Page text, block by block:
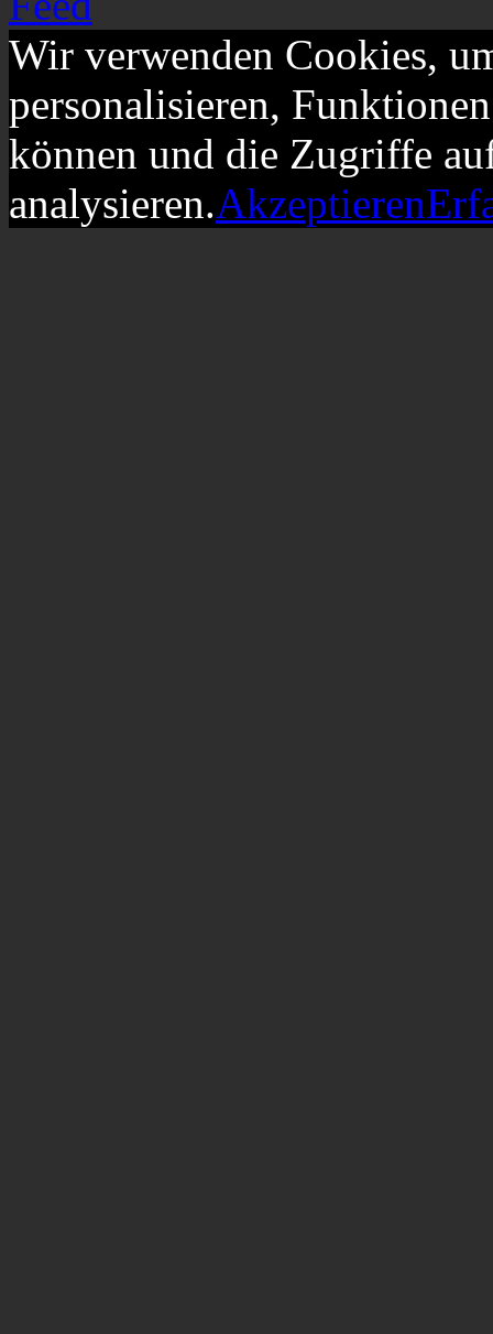
Wir verwenden Cookies,
personalisieren,
können und die Zugriffe
analysieren.Akzeptieren